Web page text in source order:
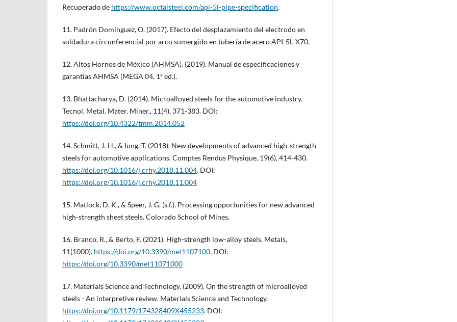
Recuperado de https://www.octalsteel.com/api-5l-pipe-specification.
11. Padrón Domínguez, O. (2017). Efecto del desplazamiento del electrodo en
soldadura circunferencial por arco sumergido en tubería de acero API-5L-X70.
12. Altos Hornos de México (AHMSA). (2019). Manual de especificaciones y
garantías AHMSA (MEGA 04, 1ª ed.).
13. Bhattacharya, D. (2014). Microalloyed steels for the automotive industry.
Tecnol. Metal. Mater. Miner., 11(4), 371-383. DOI:
https://doi.org/10.4322/tmm.2014.052
14. Schmitt, J.-H., & Iung, T. (2018). New developments of advanced high-strength
steels for automotive applications. Comptes Rendus Physique, 19(6), 414-430.
https://doi.org/10.1016/j.crhy.2018.11.004. DOI:
https://doi.org/10.1016/j.crhy.2018.11.004
15. Matlock, D. K., & Speer, J. G. (s.f.). Processing opportunities for new advanced
high-strength sheet steels. Colorado School of Mines.
16. Branco, R., & Berto, F. (2021). High-strength low-alloy steels. Metals,
11(1000). https://doi.org/10.3390/met1107100. DOI:
https://doi.org/10.3390/met11071000
17. Materials Science and Technology. (2009). On the strength of microalloyed
steels - An interpretive review. Materials Science and Technology.
https://doi.org/10.1179/174328409X455233. DOI: